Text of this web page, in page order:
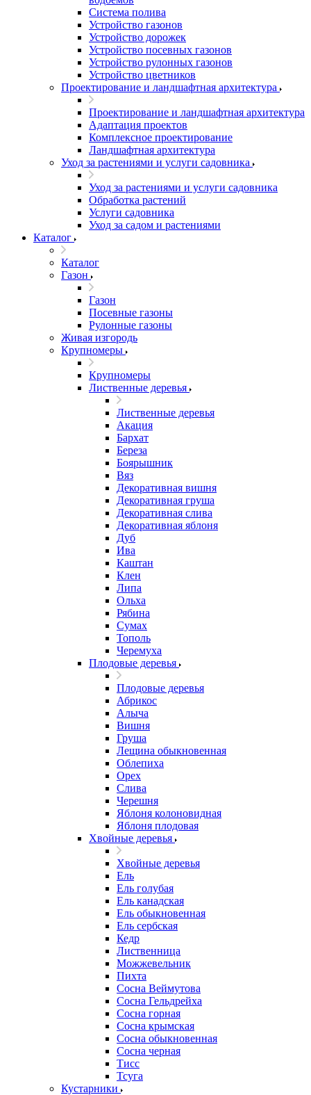
Система полива
Устройство газонов
Устройство дорожек
Устройство посевных газонов
Устройство рулонных газонов
Устройство цветников
Проектирование и ландшафтная архитектура
Проектирование и ландшафтная архитектура
Адаптация проектов
Комплексное проектирование
Ландшафтная архитектура
Уход за растениями и услуги садовника
Уход за растениями и услуги садовника
Обработка растений
Услуги садовника
Уход за садом и растениями
Каталог
Каталог
Газон
Газон
Посевные газоны
Рулонные газоны
Живая изгородь
Крупномеры
Крупномеры
Лиственные деревья
Лиственные деревья
Акация
Бархат
Береза
Боярышник
Вяз
Декоративная вишня
Декоративная груша
Декоративная слива
Декоративная яблоня
Дуб
Ива
Каштан
Клен
Липа
Ольха
Рябина
Сумах
Тополь
Черемуха
Плодовые деревья
Плодовые деревья
Абрикос
Алыча
Вишня
Груша
Лещина обыкновенная
Облепиха
Орех
Слива
Черешня
Яблоня колоновидная
Яблоня плодовая
Хвойные деревья
Хвойные деревья
Ель
Ель голубая
Ель канадская
Ель обыкновенная
Ель сербская
Кедр
Лиственница
Можжевельник
Пихта
Сосна Веймутова
Сосна Гельдрейха
Сосна горная
Сосна крымская
Сосна обыкновенная
Сосна черная
Тисс
Тсуга
Кустарники